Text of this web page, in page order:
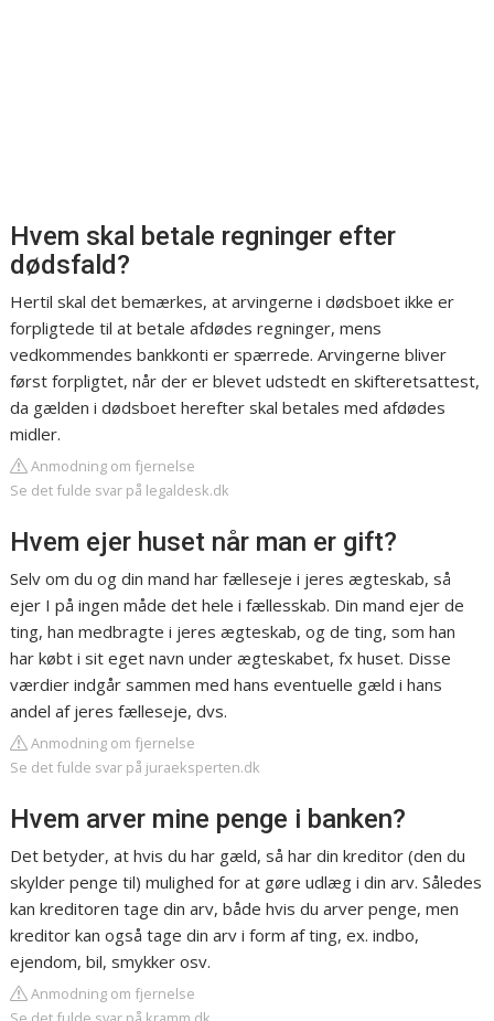
Hvem skal betale regninger efter
dødsfald?
Hertil skal det bemærkes, at arvingerne i dødsboet ikke er
forpligtede til at betale afdødes regninger, mens
vedkommendes bankkonti er spærrede. Arvingerne bliver
først forpligtet, når der er blevet udstedt en skifteretsattest,
da gælden i dødsboet herefter skal betales med afdødes
midler.
Anmodning om fjernelse
Se det fulde svar på legaldesk.dk
Hvem ejer huset når man er gift?
Selv om du og din mand har fælleseje i jeres ægteskab, så
ejer I på ingen måde det hele i fællesskab. Din mand ejer de
ting, han medbragte i jeres ægteskab, og de ting, som han
har købt i sit eget navn under ægteskabet, fx huset. Disse
værdier indgår sammen med hans eventuelle gæld i hans
andel af jeres fælleseje, dvs.
Anmodning om fjernelse
Se det fulde svar på juraeksperten.dk
Hvem arver mine penge i banken?
Det betyder, at hvis du har gæld, så har din kreditor (den du
skylder penge til) mulighed for at gøre udlæg i din arv. Således
kan kreditoren tage din arv, både hvis du arver penge, men
kreditor kan også tage din arv i form af ting, ex. indbo,
ejendom, bil, smykker osv.
Anmodning om fjernelse